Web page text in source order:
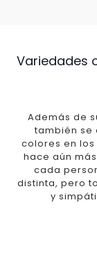
Variedades
Además de
también se
colores en
hace aún
cada
distinta, pero
y